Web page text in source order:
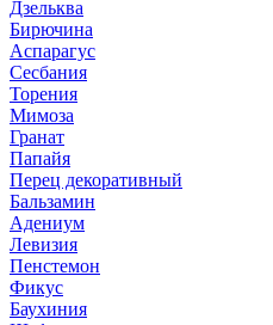
Дзельква
Бирючина
Аспарагус
Сесбания
Торения
Мимоза
Гранат
Папайя
Перец декоративный
Бальзамин
Адениум
Левизия
Пенстемон
Фикус
Баухиния